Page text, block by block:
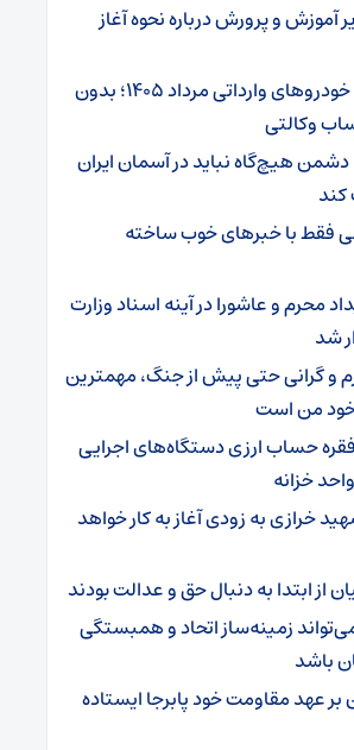
آموزش و پرورش درباره نحوه آغاز
فروش فوری خودروهای وارداتی مرداد ۱۴۰۵؛ بدون
وکالتی
هیچ‌گاه نباید در آسمان ایران
فقط با خبرهای خوب ساخته
محرم و عاشورا در آینه اسناد وزارت
شد
و گرانی حتی پیش از جنگ، مهمترین
من است
فعالیت ۱۲۴ فقره حساب ارزی دستگاه‌های اجرایی
خزانه
خرازی به زودی آغاز به کار خواهد
از ابتدا به دنبال حق و عدالت بودند
زمینه‌ساز اتحاد و همبستگی
باشد
بر عهد مقاومت خود پابرجا ایستاده